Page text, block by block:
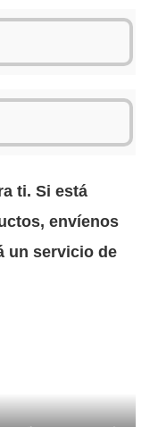
ti. Si está
envíenos
un servicio de